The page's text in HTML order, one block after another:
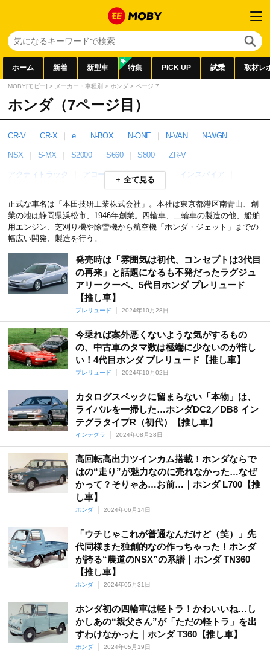
ホーム 新着 新型車 特集 PICK UP 試乗 取材レ
MOBY[モビー] > メーカー・車種別 > ホンダ > ページ 7
ホンダ（7ページ目）
全て見る
CR-V CR-X e N-BOX N-ONE N-VAN N-WGN
NSX S-MX S2000 S660 S800 ZR-V
アクティトラック アコード インサイト インスパイア
オデッセイ クラリティ グレイス クロスロード ジェイド
シティ シビック シビックタイプR シャトル
ステップワゴン
フリード プレリュード ライフ レジェンド
正式な車名は「本田技研工業株式会社」。本社は東京都港区南青山、創
業の地は静岡県浜松市、1946年創業。四輪車、二輪車の製造の他、船舶
用エンジン、芝刈り機や除雪機から航空機「ホンダ・ジェット」までの
幅広い開発、製造を行う。
発売時は「雰囲気は初代、コンセプトは3代目
の再来」と話題になるも不発だったラグジュ
アリークーペ、5代目ホンダ プレリュード
【推し車】
プレリュード 2024年10月28日
今乗れば案外悪くないような気がするもの
の、中古車のタマ数は極端に少ないのが惜し
い！4代目ホンダ プレリュード【推し車】
プレリュード 2024年10月02日
カタログスペックに留まらない「本物」は、
ライバルを一掃した…ホンダDC2／DB8 イン
テグラタイプR（初代）【推し車】
インテグラ 2024年08月28日
高回転高出力ツインカム搭載！ホンダならで
はの“走り”が魅力なのに売れなかった…なぜ
かって？そりゃあ…お前…｜ホンダ L700【推
し車】
ホンダ 2024年06月14日
「ウチじゃこれが普通なんだけど（笑）」先
代同様また独創的なの作っちゃった！ホンダ
が誇る“農道のNSX”の系譜｜ホンダ TN360
【推し車】
ホンダ 2024年05月31日
ホンダ初の四輪車は軽トラ！かわいいね…し
かしあの“親父さん”が「ただの軽トラ」を出
すわけなかった｜ホンダ T360【推し車】
ホンダ 2024年05月19日